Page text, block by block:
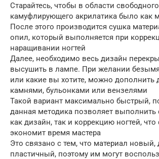
Старайтесь, чтобы в области
камуфлирующего акрилатика было как
После этого производится сушка
опил, который выполняется при
наращивании ногтей
Далее, необходимо весь дизайн
высушить в лампе. При желании
или какие вы хотите, можно дополнить
камнями, бульонками или вензелями
Такой вариант максимально быстрый,
данная методика позволяет
как дизайн, так и коррекцию ногтей,
экономит время мастера
Это связано с тем, что материал новый,
пластичный, поэтому им могут